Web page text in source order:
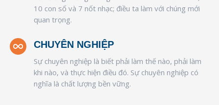
10 con số và 7 nốt nhạc; điều ta làm với chúng mới
quan trọng.
CHUYÊN NGHIỆP
Sự chuyên nghiệp là biết phải làm thế nào, phải làm
khi nào, và thực hiện điều đó. Sự chuyên nghiệp có
nghĩa là chất lượng bền vững.